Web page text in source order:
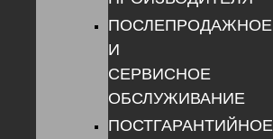
ПОСЛЕПРОДАЖНОЕ
И
СЕРВИСНОЕ
ОБСЛУЖИВАНИЕ
ПОСТГАРАНТИЙНОЕ